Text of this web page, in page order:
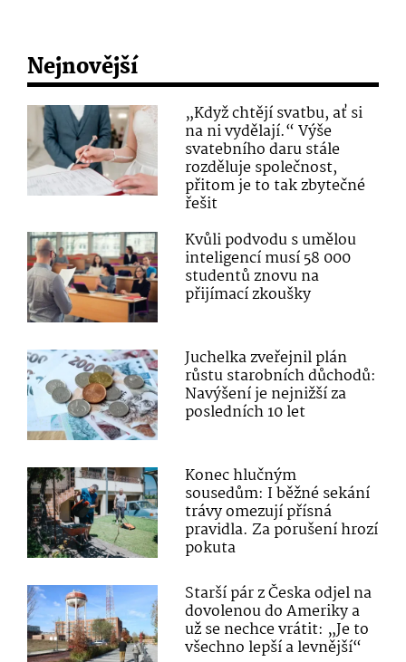
Nejnovější
„Když chtějí svatbu, ať si
na ni vydělají.“ Výše
svatebního daru stále
rozděluje společnost,
přitom je to tak zbytečné
řešit
Kvůli podvodu s umělou
inteligencí musí 58 000
studentů znovu na
přijímací zkoušky
Juchelka zveřejnil plán
růstu starobních důchodů:
Navýšení je nejnižší za
posledních 10 let
Konec hlučným
sousedům: I běžné sekání
trávy omezují přísná
pravidla. Za porušení hrozí
pokuta
Starší pár z Česka odjel na
dovolenou do Ameriky a
už se nechce vrátit: „Je to
všechno lepší a levnější“